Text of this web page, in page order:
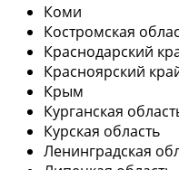
Коми
Костромская
Краснодарский
Красноярский
Крым
Курганская
Курская область
Ленинградская